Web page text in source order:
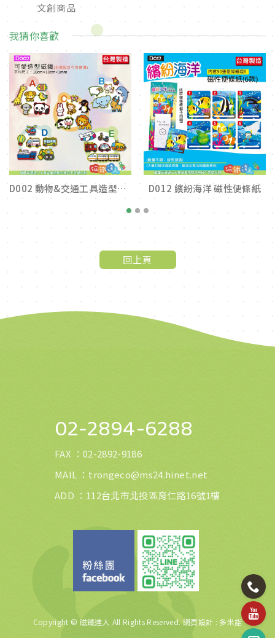
文創商品
我猜你喜歡
D002 動物&交通工具造型磁鐵 D012 繽紛海洋 磁性便條紙
1 2
回上頁
02-2894-6288
FAX ： 02-2892-9186
MAIL ： trongeco@ms24.hinet.net
ADD ：112台北市北投區育仁路16號1樓
Copyright © 磁鐵達人 All Rights Reserved. 網頁設計 : 多米諾